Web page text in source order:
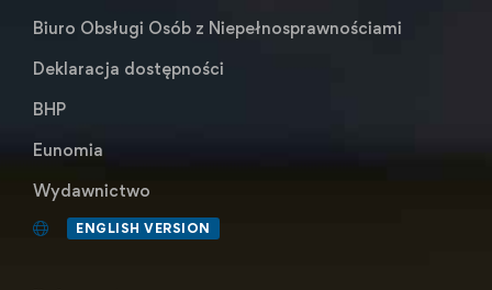
Biuro Obsługi Osób z Niepełnosprawnościami
Deklaracja dostępności
BHP
Eunomia
Wydawnictwo
ENGLISH VERSION